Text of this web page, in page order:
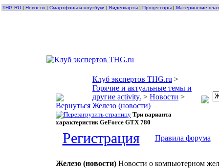
THG.RU | Новости | Смартфоны и ноутбуки | Видеокарты | Процессоры | Материнские
Клуб экспертов THG.ru >
Горячие и актуальные темы и
другие activity. > Новости >
Железо (новости)
Три варианта
характеристик GeForce GTX 780
Регистрация Правила форума
Железо (новости) Новости о компьютерном